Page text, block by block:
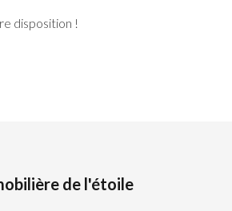
disposition !
de l'étoile